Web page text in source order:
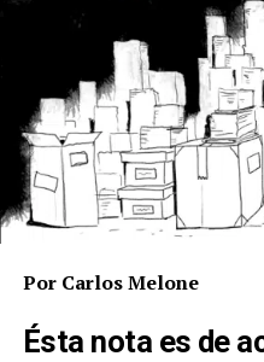
Por Carlos Melone
Ésta nota es de